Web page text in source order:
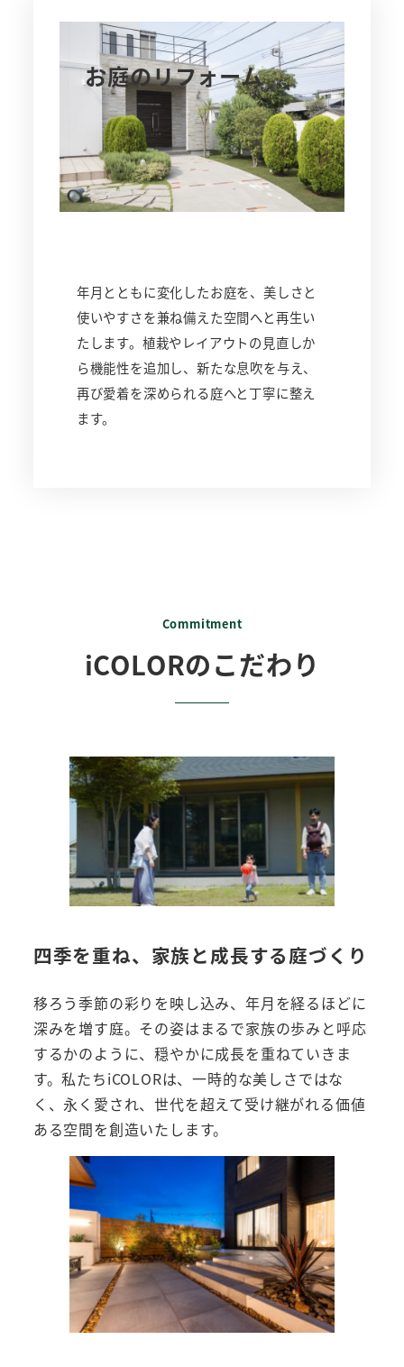
お庭のリフォーム
年月とともに変化したお庭を、美しさと
使いやすさを兼ね備えた空間へと再生い
たします。植栽やレイアウトの見直しか
ら機能性を追加し、新たな息吹を与え、
再び愛着を深められる庭へと丁寧に整え
ます。
Commitment
iCOLORのこだわり
四季を重ね、家族と成長する庭づくり
移ろう季節の彩りを映し込み、年月を経るほどに
深みを増す庭。その姿はまるで家族の歩みと呼応
するかのように、穏やかに成長を重ねていきま
す。私たちiCOLORは、一時的な美しさではな
く、永く愛され、世代を超えて受け継がれる価値
ある空間を創造いたします。